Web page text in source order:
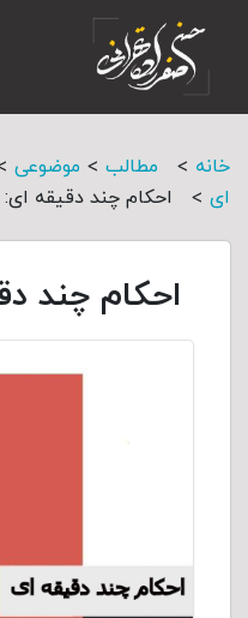
خانه > مطالب > موضوعی
ای > احکام چند دقیقه
احکام چند